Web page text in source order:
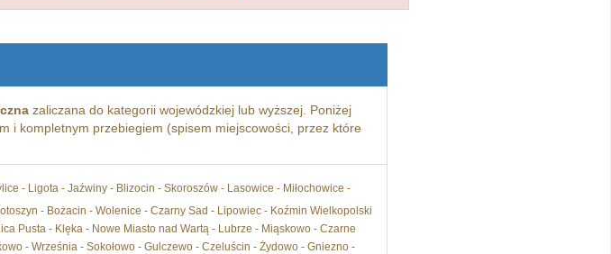
zaliczana do kategorii wojewódzkiej lub wyższej. Poniżej
i kompletnym przebiegiem (spisem miejscowości, przez które
- Ligota - Jaźwiny - Blizocin - Skoroszów - Lasowice - Miłochowice -
- Bożacin - Wolenice - Czarny Sad - Lipowiec - Koźmin Wielkopolski
Pusta - Klęka - Nowe Miasto nad Wartą - Lubrze - Miąskowo - Czarne
- Września - Sokołowo - Gulczewo - Czeluścin - Żydowo - Gniezno -